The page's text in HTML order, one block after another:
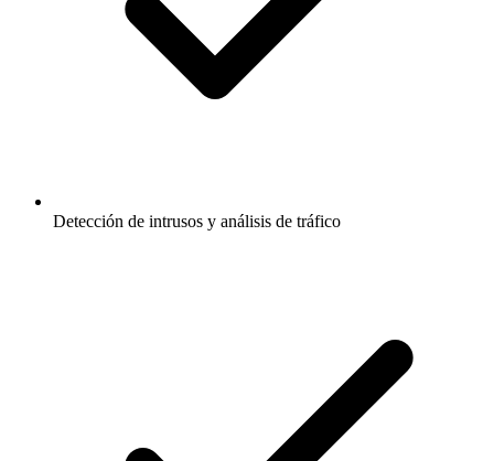
Detección de intrusos y análisis de tráfico